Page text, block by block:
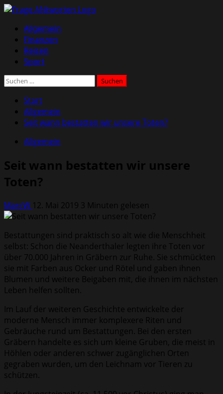
Zum
springen
Primäres
Menü
Allgemein
Finanzen
Reisen
Sport
Suchen
Start
Allgemein
Seit wann bestatten wir unsere Toten?
Allgemein
Seit wann bestatten wir unsere
Toten?
MarcW 12. Mai 2019 3 Minuten gelesen
Bestattungen sind praktisch so alt wie die Menschheit
selbst: Schon die Neanderthaler legten ihre Toten vor
über 70.000 Jahren in Gräbern zur Ruhe. Sie schmückten
sie mit Farben aus Ocker und Rötel und gaben ihnen
Blumen und weitere Beigaben mit, die ihnen im nächsten
Leben helfen sollten.
Im Lauf der weiteren Geschichte entwickelte der
moderne Mensch immer komplexere Riten und
Gebräuche rund um Bestattungen. Bei den ersten
Gräbern handelte es sich um kleine Gruben, die meist in
Höhlen oder anderen schwer zugänglichen Orten
gegraben wurden, um den Leichnam vor Tieren zu
schützen.